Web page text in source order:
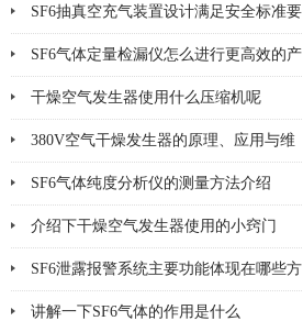
方面
SF6抽真空充气装置设计满足安全标准要
求
SF6气体定量检漏仪怎么进行更高效的产
品检漏?
干燥空气发生器使用什么压缩机呢
380V空气干燥发生器的原理、应用与维
护
SF6气体纯度分析仪的测量方法介绍
介绍下干燥空气发生器使用的小窍门
SF6泄露报警系统主要功能体现在哪些方
面
讲解一下SF6气体的作用是什么